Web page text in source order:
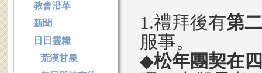
1.禮拜後有第
服事。
◆松年團契在
教會沿革
新聞
日日靈糧
荒漠甘泉